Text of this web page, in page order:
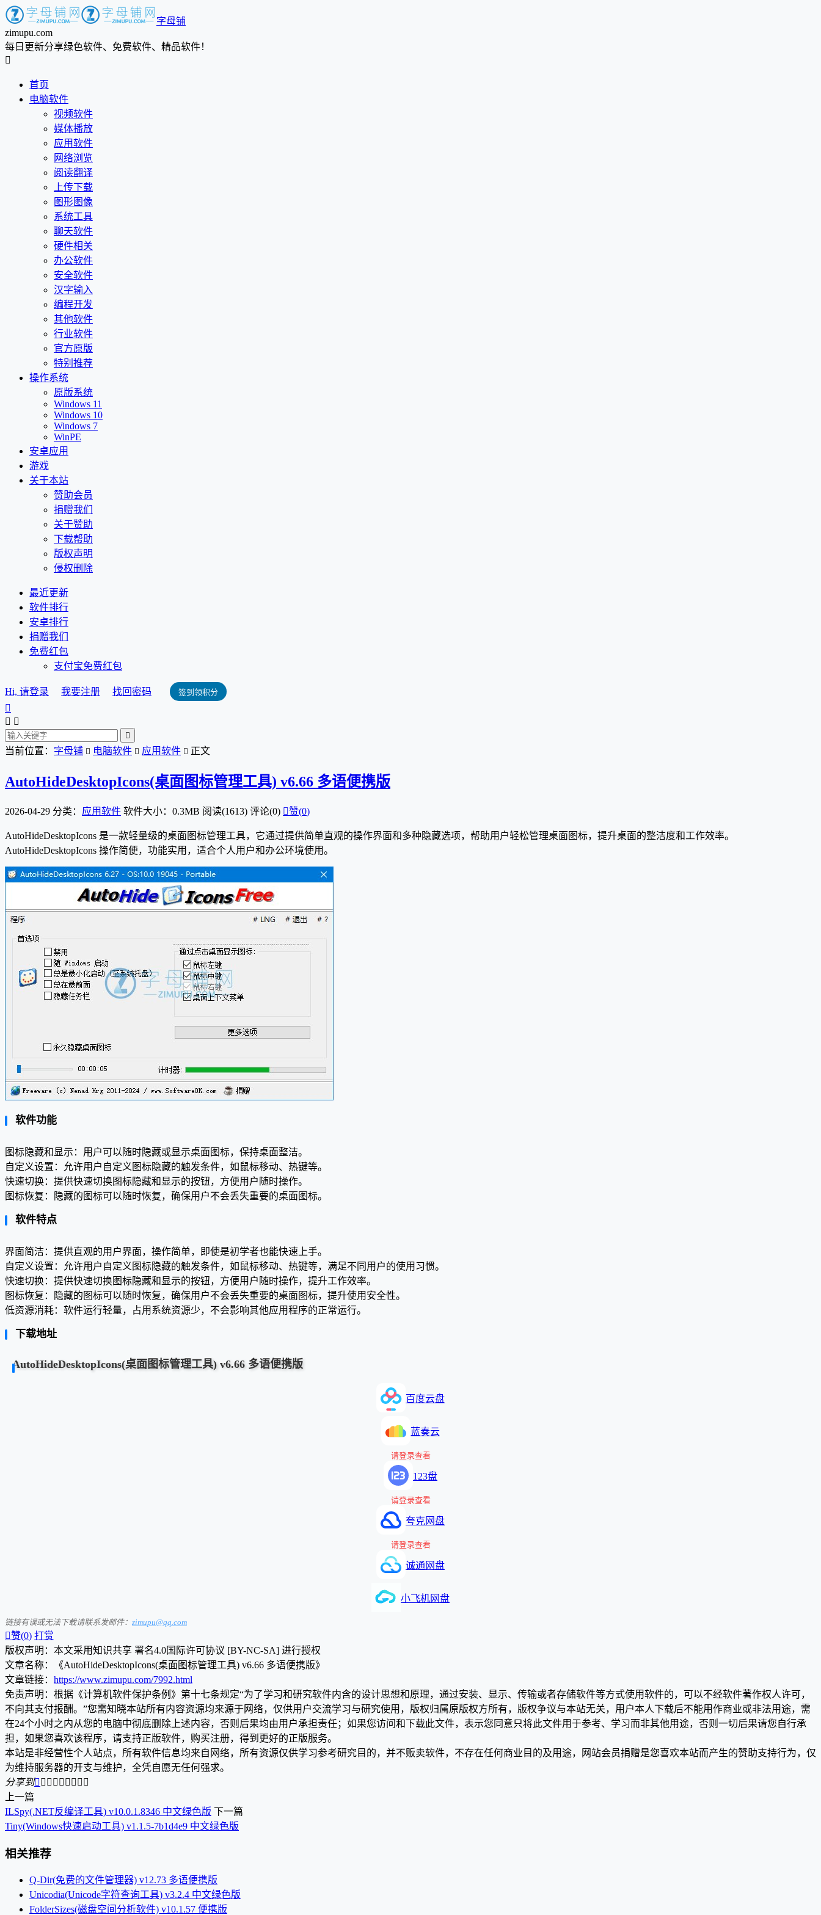
字母铺
zimupu.com
每日更新分享绿色软件、免费软件、精品软件！

首页
电脑软件
视频软件
媒体播放
应用软件
网络浏览
阅读翻译
上传下载
图形图像
系统工具
聊天软件
硬件相关
办公软件
安全软件
汉字输入
编程开发
其他软件
行业软件
官方原版
特别推荐
操作系统
原版系统
Windows 11
Windows 10
Windows 7
WinPE
安卓应用
游戏
关于本站
赞助会员
捐赠我们
关于赞助
下载帮助
版权声明
侵权删除
最近更新
软件排行
安卓排行
捐赠我们
免费红包
支付宝免费红包
Hi, 请登录 我要注册 找回密码 签到领积分

 

当前位置： 字母铺  电脑软件  应用软件  正文
AutoHideDesktopIcons(桌面图标管理工具) v6.66 多语便携版
2026-04-29 分类： 应用软件 软件大小：0.3MB 阅读(1613) 评论(0) 赞(0)
AutoHideDesktopIcons 是一款轻量级的桌面图标管理工具，它通过提供简单直观的操作界面和多种隐藏选项，帮助用户轻松管理桌面图标，提升桌面的整洁度和工作效率。
AutoHideDesktopIcons 操作简便，功能实用，适合个人用户和办公环境使用。
软件功能
图标隐藏和显示：用户可以随时隐藏或显示桌面图标，保持桌面整洁。
自定义设置：允许用户自定义图标隐藏的触发条件，如鼠标移动、热键等。
快速切换：提供快速切换图标隐藏和显示的按钮，方便用户随时操作。
图标恢复：隐藏的图标可以随时恢复，确保用户不会丢失重要的桌面图标。
软件特点
界面简洁：提供直观的用户界面，操作简单，即使是初学者也能快速上手。
自定义设置：允许用户自定义图标隐藏的触发条件，如鼠标移动、热键等，满足不同用户的使用习惯。
快速切换：提供快速切换图标隐藏和显示的按钮，方便用户随时操作，提升工作效率。
图标恢复：隐藏的图标可以随时恢复，确保用户不会丢失重要的桌面图标，提升使用安全性。
低资源消耗：软件运行轻量，占用系统资源少，不会影响其他应用程序的正常运行。
下载地址
AutoHideDesktopIcons(桌面图标管理工具) v6.66 多语便携版
百度云盘
蓝奏云
请登录查看
123盘
请登录查看
夸克网盘
请登录查看
诚通网盘
小飞机网盘
链接有误或无法下载请联系发邮件： zimupu@qq.com
赞(0) 打赏
版权声明：本文采用知识共享 署名4.0国际许可协议 [BY-NC-SA] 进行授权
文章名称：《AutoHideDesktopIcons(桌面图标管理工具) v6.66 多语便携版》
文章链接： https://www.zimupu.com/7992.html
免责声明：根据《计算机软件保护条例》第十七条规定“为了学习和研究软件内含的设计思想和原理，通过安装、显示、传输或者存储软件等方式使用软件的，可以不经软件著作权人许可，
不向其支付报酬。”您需知晓本站所有内容资源均来源于网络，仅供用户交流学习与研究使用，版权归属原版权方所有，版权争议与本站无关，用户本人下载后不能用作商业或非法用途，需
在24个小时之内从您的电脑中彻底删除上述内容，否则后果均由用户承担责任；如果您访问和下载此文件，表示您同意只将此文件用于参考、学习而非其他用途，否则一切后果请您自行承
担，如果您喜欢该程序，请支持正版软件，购买注册，得到更好的正版服务。
本站是非经营性个人站点，所有软件信息均来自网络，所有资源仅供学习参考研究目的，并不贩卖软件，不存在任何商业目的及用途，网站会员捐赠是您喜欢本站而产生的赞助支持行为，仅
为维持服务器的开支与维护，全凭自愿无任何强求。
分享到        
上一篇
ILSpy(.NET反编译工具) v10.0.1.8346 中文绿色版 下一篇
Tiny(Windows快速启动工具) v1.1.5-7b1d4e9 中文绿色版
相关推荐
Q-Dir(免费的文件管理器) v12.73 多语便携版
Unicodia(Unicode字符查询工具) v3.2.4 中文绿色版
FolderSizes(磁盘空间分析软件) v10.1.57 便携版